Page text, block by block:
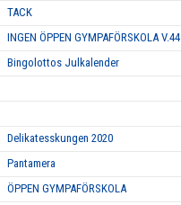
TACK
INGEN ÖPPEN GYMPAFÖRSKOLA V.44
Bingolottos Julkalender
Delikatesskungen 2020
Pantamera
ÖPPEN GYMPAFÖRSKOLA